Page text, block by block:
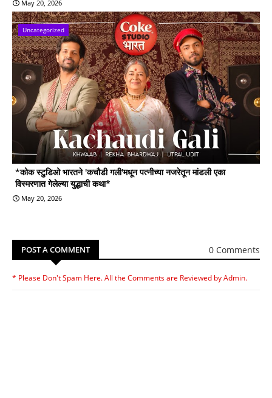
May 20, 2026
Uncategorized
*कोक स्टुडिओ भारतने 'कचौडी गली'मधून पत्नीच्या नजरेतून मांडली एका
विस्मरणात गेलेल्या युद्धाची कथा*
May 20, 2026
POST A COMMENT 0 Comments
* Please Don't Spam Here. All the Comments are Reviewed by Admin.